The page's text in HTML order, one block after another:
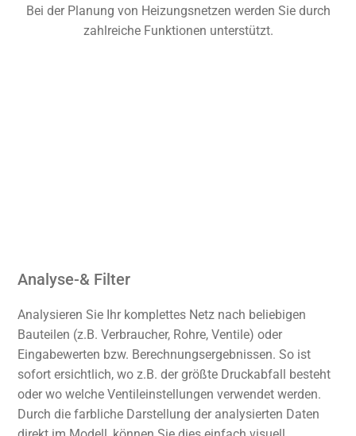
Bei der Planung von Heizungsnetzen werden Sie durch
zahlreiche Funktionen unterstützt.
Analyse-& Filter
Analysieren Sie Ihr komplettes Netz nach beliebigen
Bauteilen (z.B. Verbraucher, Rohre, Ventile) oder
Eingabewerten bzw. Berechnungsergebnissen. So ist
sofort ersichtlich, wo z.B. der größte Druckabfall besteht
oder wo welche Ventileinstellungen verwendet werden.
Durch die farbliche Darstellung der analysierten Daten